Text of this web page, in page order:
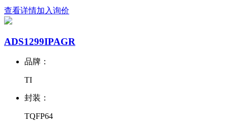
查看详情加入询价
ADS1299IPAGR
品牌：
TI
封装：
TQFP64